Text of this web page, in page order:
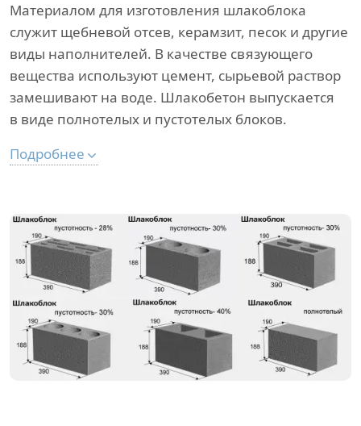
Материалом для изготовления шлакоблока
служит щебневой отсев, керамзит, песок и другие
виды наполнителей. В качестве связующего
вещества используют цемент, сырьевой раствор
замешивают на воде. Шлакобетон выпускается
в виде полнотелых и пустотелых блоков.
Подробнее